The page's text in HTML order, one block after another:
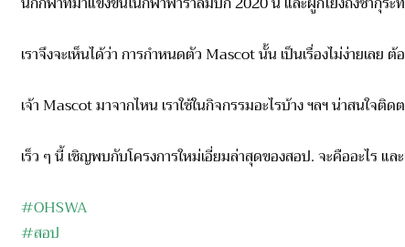
เราจึงจะเห็นได้ว่า การกำหนดตัว Mascot นั้น เป็นเรื่องไม่ง่ายเลย
เจ้า Mascot มาจากไหน เราใช้ในกิจกรรมอะไรบ้าง ฯลฯ น่าสนใจติ
เร็ว ๆ นี้ เชิญพบกับโครงการใหม่เอี่ยมล่าสุดของสอป. จะคืออะไร แ
#OHSWA
#สอป